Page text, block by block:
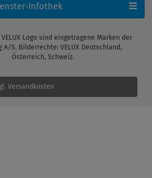
Infothek
VELUX Logo sind eingetragene Marken der
A/S. Bilderrechte: VELUX Deutschland,
Österreich, Schweiz.
Versandkosten